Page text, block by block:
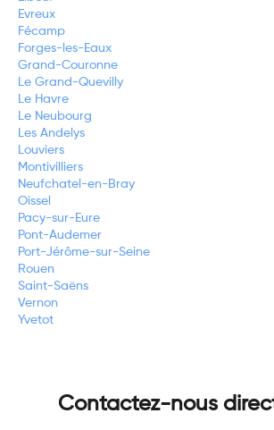
Evreux
Fécamp
Forges-les-Eaux
Grand-Couronne
Le Grand-Quevilly
Le Havre
Le Neubourg
Les Andelys
Louviers
Montivilliers
Neufchatel-en-Bray
Oissel
Pacy-sur-Eure
Pont-Audemer
Port-Jérôme-sur-Seine
Rouen
Saint-Saëns
Vernon
Yvetot
Contactez-nous